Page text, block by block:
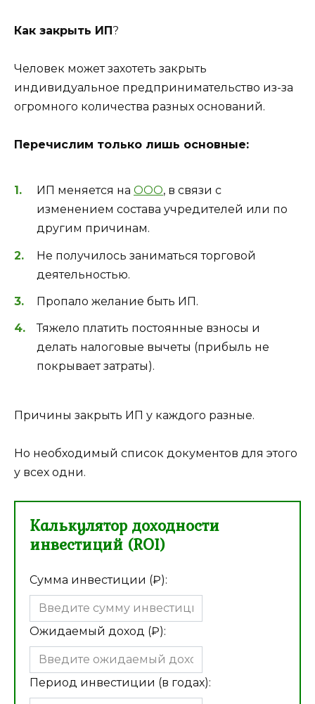
Как закрыть ИП?
Человек может захотеть закрыть
индивидуальное предпринимательство из-за
огромного количества разных оснований.
Перечислим только лишь основные:
ИП меняется на ООО, в связи с
изменением состава учредителей или по
другим причинам.
Не получилось заниматься торговой
деятельностью.
Пропало желание быть ИП.
Тяжело платить постоянные взносы и
делать налоговые вычеты (прибыль не
покрывает затраты).
Причины закрыть ИП у каждого разные.
Но необходимый список документов для этого
у всех одни.
Калькулятор доходности
инвестиций (ROI)
Сумма инвестиции (₽):
Ожидаемый доход (₽):
Период инвестиции (в годах):